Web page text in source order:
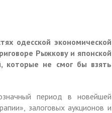
одесской экономической
Рыжкову и японской
которые не смог бы взять
период в новейшей
залоговых аукционов и